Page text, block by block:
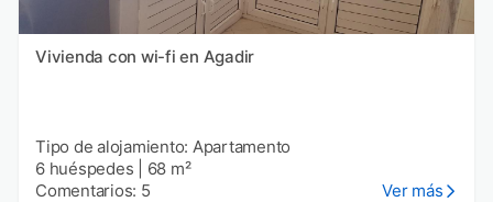
Vivienda con wi-fi en Agadir
Tipo de alojamiento: Apartamento
6 huéspedes
68 m²
Comentarios: 5
Ver más